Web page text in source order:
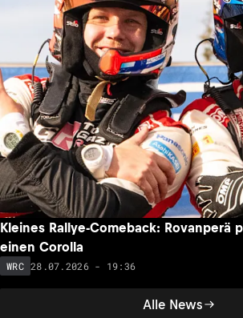
Alle News
Kleines Rallye-Comeback: Rovanperä
einen Corolla
WRC 28.07.2026 - 19:36